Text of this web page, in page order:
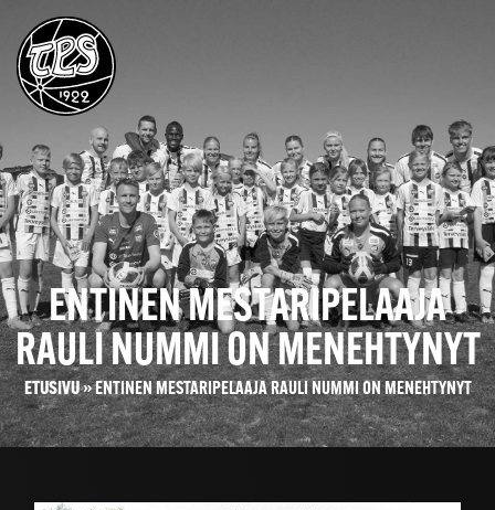
ENTINEN MESTARIPELAAJA
RAULI NUMMI ON MENEHTYNYT
ETUSIVU»ENTINEN MESTARIPELAAJA RAULI NUMMI ON MENEHTYNYT